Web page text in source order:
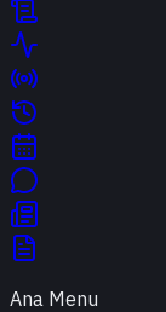
Ana Menu